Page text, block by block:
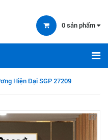
0 sản phẩm
Hiện Đại SGP 27209